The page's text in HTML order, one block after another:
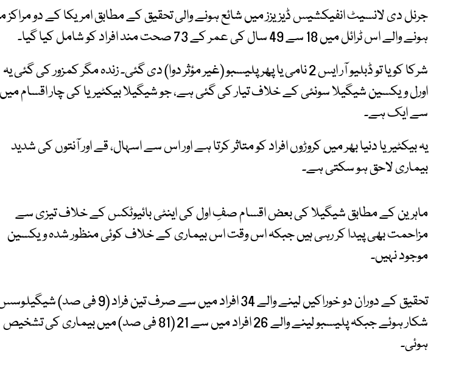
جرنل دی لانسیٹ انفیکشیس ڈیزیزز میں شائع ہونے والی تحقیق کے مطابق امریکا کے دو مراکز
ہونے والے اس ٹرائل میں 18 سے 49 سال کی عمر کے 73 صحت مند افراد کو شامل کیا گیا۔
شرکا کو یا تو ڈبلیو آر ایس 2 نامی یا پھر پلیسبو (غیر مؤثر دوا) دی گئی۔ زندہ مگر کمزور کی گئی یہ
اورل ویکسین شیگیلا سونئی کے خلاف تیار کی گئی ہے، جو شیگیلا بیکٹیریا کی چار اقسام میں
سے ایک ہے۔
یہ بیکٹیریا دنیا بھر میں کروڑوں افراد کو متاثر کرتا ہے اور اس سے اسہال، قے اور آنتوں کی شدید
بیماری لاحق ہو سکتی ہے۔
ماہرین کے مطابق شیگیلا کی بعض اقسام صفِ اول کی اینٹی بائیوٹکس کے خلاف تیزی سے
مزاحمت بھی پیدا کر رہی ہیں جبکہ اس وقت اس بیماری کے خلاف کوئی منظور شدہ ویکسین
موجود نہیں۔
تحقیق کے دوران دو خوراکیں لینے والے 34 افراد میں سے صرف تین فراد (9 فی
شکار ہوئے جبکہ پلیسبو لینے والے 26 افراد میں سے 21 (81 فی صد) میں بیماری کی تشخیص
ہوئی۔